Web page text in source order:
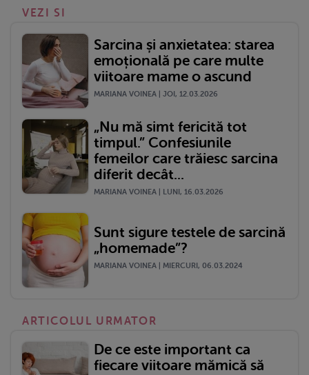
VEZI SI
Sarcina și anxietatea: starea
emoțională pe care multe
viitoare mame o ascund
MARIANA VOINEA | JOI, 12.03.2026
„Nu mă simt fericită tot
timpul.” Confesiunile
femeilor care trăiesc sarcina
diferit decât...
MARIANA VOINEA | LUNI, 16.03.2026
Sunt sigure testele de sarcină
„homemade”?
MARIANA VOINEA | MIERCURI, 06.03.2024
ARTICOLUL URMATOR
De ce este important ca
fiecare viitoare mămică să